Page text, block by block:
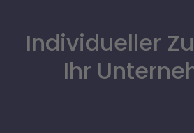
Individueller
Ihr